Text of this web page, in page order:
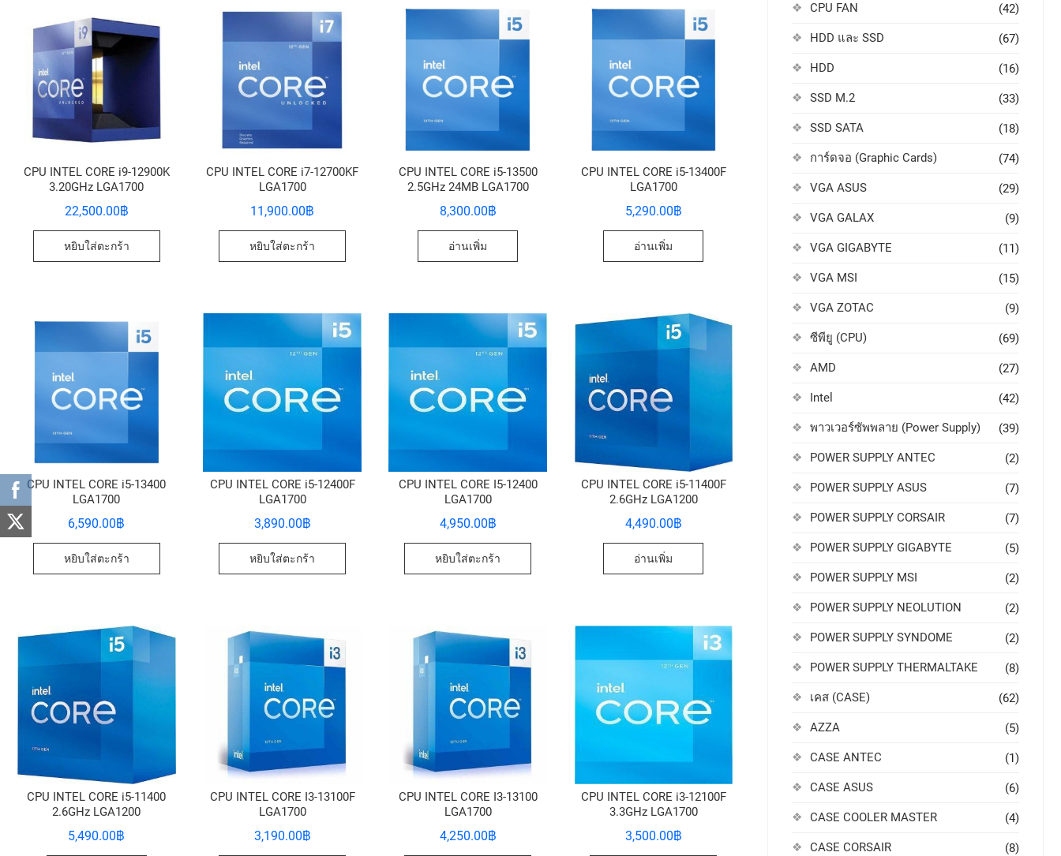
CPU INTEL CORE i9-12900K
3.20GHz LGA1700
22,500.00฿
หยิบใส่ตะกร้า
CPU INTEL CORE i7-12700KF
LGA1700
11,900.00฿
หยิบใส่ตะกร้า
CPU INTEL CORE i5-13500
2.5GHz 24MB LGA1700
8,300.00฿
อ่านเพิ่ม
CPU INTEL CORE i5-13400F
LGA1700
5,290.00฿
อ่านเพิ่ม
CPU INTEL CORE i5-13400
LGA1700
6,590.00฿
หยิบใส่ตะกร้า
CPU INTEL CORE i5-12400F
LGA1700
3,890.00฿
หยิบใส่ตะกร้า
CPU INTEL CORE I5-12400
LGA1700
4,950.00฿
หยิบใส่ตะกร้า
CPU INTEL CORE i5-11400F
2.6GHz LGA1200
4,490.00฿
อ่านเพิ่ม
CPU INTEL CORE i5-11400
2.6GHz LGA1200
5,490.00฿
CPU INTEL CORE I3-13100F
LGA1700
3,190.00฿
CPU INTEL CORE I3-13100
LGA1700
4,250.00฿
CPU INTEL CORE i3-12100F
3.3GHz LGA1700
3,500.00฿
CPU FAN (42)
HDD และ SSD (67)
HDD (16)
SSD M.2 (33)
SSD SATA (18)
การ์ดจอ (Graphic Cards) (74)
VGA ASUS (29)
VGA GALAX (9)
VGA GIGABYTE (11)
VGA MSI (15)
VGA ZOTAC (9)
ซีพียู (CPU) (69)
AMD (27)
Intel (42)
พาวเวอร์ซัพพลาย (Power Supply) (39)
POWER SUPPLY ANTEC (2)
POWER SUPPLY ASUS (7)
POWER SUPPLY CORSAIR (7)
POWER SUPPLY GIGABYTE (5)
POWER SUPPLY MSI (2)
POWER SUPPLY NEOLUTION (2)
POWER SUPPLY SYNDOME (2)
POWER SUPPLY THERMALTAKE (8)
เคส (CASE) (62)
AZZA (5)
CASE ANTEC (1)
CASE ASUS (6)
CASE COOLER MASTER (4)
CASE CORSAIR (8)